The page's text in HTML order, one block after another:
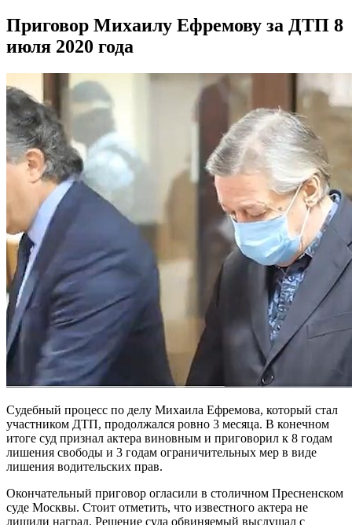
Приговор Михаилу Ефремову за ДТП 8
июля 2020 года
Судебный процесс по делу Михаила Ефремова, который стал
участником ДТП, продолжался ровно 3 месяца. В конечном
итоге суд признал актера виновным и приговорил к 8 годам
лишения свободы и 3 годам ограничительных мер в виде
лишения водительских прав.
Окончательный приговор огласили в столичном Пресненском
суде Москвы. Стоит отметить, что известного актера не
лишили наград. Решение суда обвиняемый выслушал с